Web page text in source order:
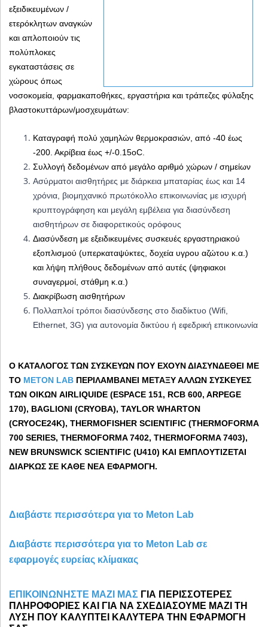
εξειδικευμένων /
ετερόκλητων αναγκών
και απλοποιούν τις
πολύπλοκες
εγκαταστάσεις σε
χώρους όπως
νοσοκομεία, φαρμακαποθήκες, εργαστήρια και τράπεζες φύλαξης
βλαστοκυττάρων/μοσχευμάτων:
Καταγραφή πολύ χαμηλών θερμοκρασιών, από -40 έως
-200. Ακρίβεια έως +/-0.15oC
Συλλογή δεδομένων από μεγάλο αριθμό χώρων / σημείων
Ασύρματοι αισθητήρες με διάρκεια μπαταρίας έως και 14
χρόνια, βιομηχανικό πρωτόκολλο επικοινωνίας με ισχυρή
κρυπτογράφηση και μεγάλη εμβέλεια για διασύνδεση
αισθητήρων σε διαφορετικούς ορόφους
Διασύνδεση με εξειδικευμένες συσκευές εργαστηριακού
εξοπλισμού (υπερκαταψύκτες, δοχεία υγρου αζώτου κ.α.)
και λήψη πλήθους δεδομένων από αυτές (ψηφιακοι
συναγερμοί, στάθμη κ.α.)
Διακρίβωση αισθητήρων
Πολλαπλοί τρόποι διασύνδεσης στο διαδίκτυο (Wifi,
Ethernet, 3G) για αυτονομία δικτύου ή εφεδρική επικοινωνία
Ο ΚΑΤΆΛΟΓΟΣ ΤΩΝ ΣΥΣΚΕΥΏΝ ΠΟΥ ΈΧΟΥΝ ΔΙΑΣΥΝΔΕΘΕΊ ΜΕ
ΤΟ METON LAB ΠΕΡΙΛΑΜΒΆΝΕΙ ΜΕΤΑΞΎ ΆΛΛΩΝ ΣΥΣΚΕΥΈΣ
ΤΩΝ ΟΊΚΩΝ AIRLIQUIDE (ESPACE 151, RCB 600, ARPEGE
170), BAGLIONI (CRYOBA), TAYLOR WHARTON
(CRYOCE24K), THERMOFISHER SCIENTIFIC (THERMOFORMA
700 SERIES, THERMOFORMA 7402, THERMOFORMA 7403),
NEW BRUNSWICK SCIENTIFIC (U410) ΚΑΙ ΕΜΠΛΟΥΤΊΖΕΤΑΙ
ΔΙΑΡΚΏΣ ΣΕ ΚΆΘΕ ΝΈΑ ΕΦΑΡΜΟΓΉ.
Διαβάστε περισσότερα για το Meton Lab
Διαβάστε περισσότερα για το Meton Lab σε
εφαρμογές ευρείας κλίμακας
ΕΠΙΚΟΙΝΩΝΗΣΤΕ ΜΑΖΙ ΜΑΣ ΓΙΑ ΠΕΡΙΣΣΟΤΕΡΕΣ
ΠΛΗΡΟΦΟΡΙΕΣ ΚΑΙ ΓΙΑ ΝΑ ΣΧΕΔΙΑΣΟΥΜΕ ΜΑΖΙ ΤΗ
ΛΥΣΗ ΠΟΥ ΚΑΛΥΠΤΕΙ ΚΑΛΥΤΕΡΑ ΤΗΝ ΕΦΑΡΜΟΓΗ